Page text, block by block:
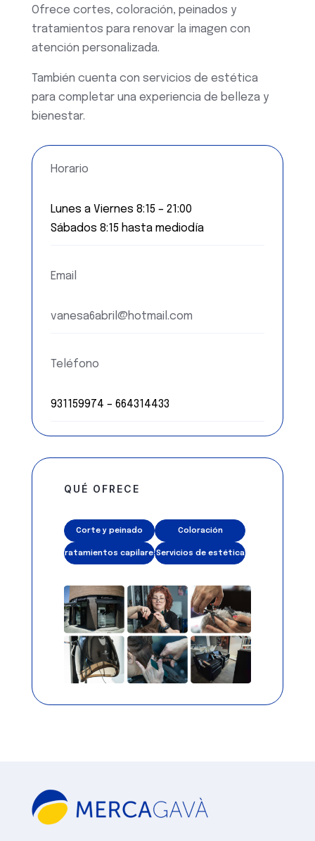
Ofrece cortes, coloración, peinados y
tratamientos para renovar la imagen con
atención personalizada.
También cuenta con servicios de estética
para completar una experiencia de belleza y
bienestar.
Horario
Lunes a Viernes 8:15 – 21:00
Sábados 8:15 hasta mediodía
Email
vanesa6abril@hotmail.com
Teléfono
931159974 – 664314433
QUÉ OFRECE
Corte y peinado Coloración
Tratamientos capilaresServicios de estética